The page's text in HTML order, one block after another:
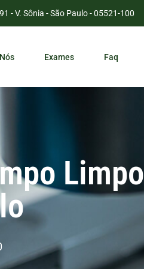
- V. Sônia - São Paulo - 05521-100
Exames Faq
Limpo